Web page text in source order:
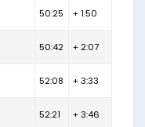
50:25 + 1:50
50:42 + 2:07
52:08 + 3:33
52:21 + 3:46